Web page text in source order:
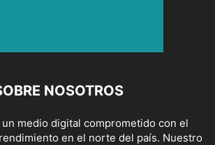
NOSOTROS
medio digital comprometido con el
en el norte del país. Nuestro